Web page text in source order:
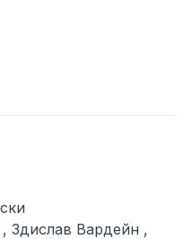
Здислав Вардейн ,